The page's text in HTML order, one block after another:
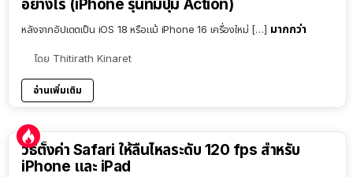
อย่างไร (iPhone รุ่นที่มีปุ่ม Action)
หลังจากอัปเดตเป็น iOS 18 หรือแม้ iPhone 16 เครื่องใหม่ […] มากกว่า
โดย Thitirath Kinaret
อ่านเพิ่มเติม
วิธีตั้งค่า Safari ให้ลื่นไหลระดับ 120 fps สำหรับ
iPhone และ iPad